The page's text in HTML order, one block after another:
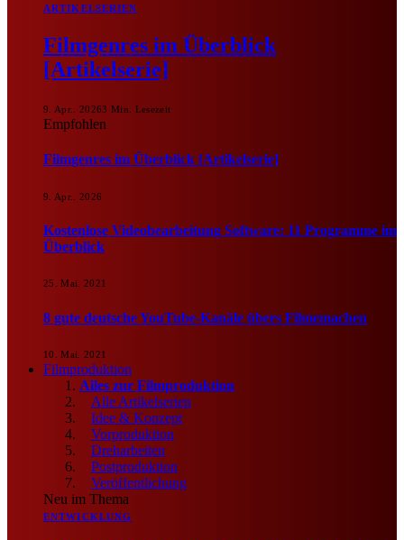
ARTIKELSERIEN
Filmgenres im Überblick
[Artikelserie]
9. Apr.. 20263 Min. Lesezeit
Empfohlen
Filmgenres im Überblick [Artikelserie]
9. Apr.. 2026
Kostenlose Videobearbeitung Software: 11 Programme im
Überblick
25. Mai. 2021
8 gute deutsche YouTube-Kanäle übers Filmemachen
10. Mai. 2021
Filmproduktion
Alles zur Filmproduktion
Alle Artikelserien
Idee & Konzept
Vorproduktion
Dreharbeiten
Postproduktion
Veröffentlichung
Neu im Thema
ENTWICKLUNG